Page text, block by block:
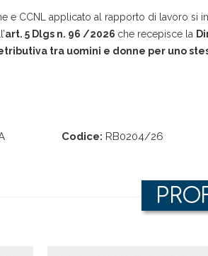
e CCNL applicato al rapporto di lavoro si
art. 5 Dlgs n. 96 /2026 che recepisce la
tra uomini e donne per uno
Codice: RB0204/26